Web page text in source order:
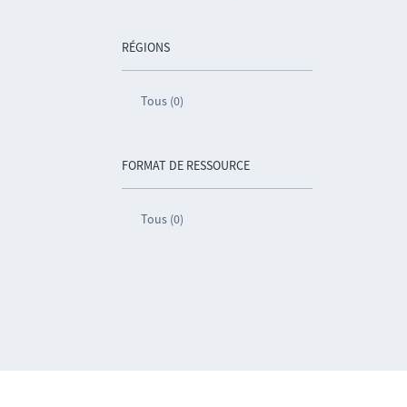
RÉGIONS
Tous (0)
FORMAT DE RESSOURCE
Tous (0)